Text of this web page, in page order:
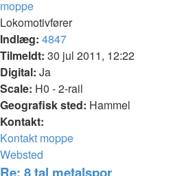
moppe
Lokomotivfører
Indlæg: 4847
Tilmeldt: 30 jul 2011, 12:22
Digital: Ja
Scale: H0 - 2-rail
Geografisk sted: Hammel
Kontakt:
Kontakt moppe
Websted
Re: 8 tal metalspor